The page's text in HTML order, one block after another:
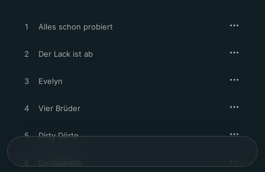
1 Alles schon probiert
2 Der Lack ist ab
3 Evelyn
4 Vier Brüder
5 Dirty Dörte
6 Donauwelle